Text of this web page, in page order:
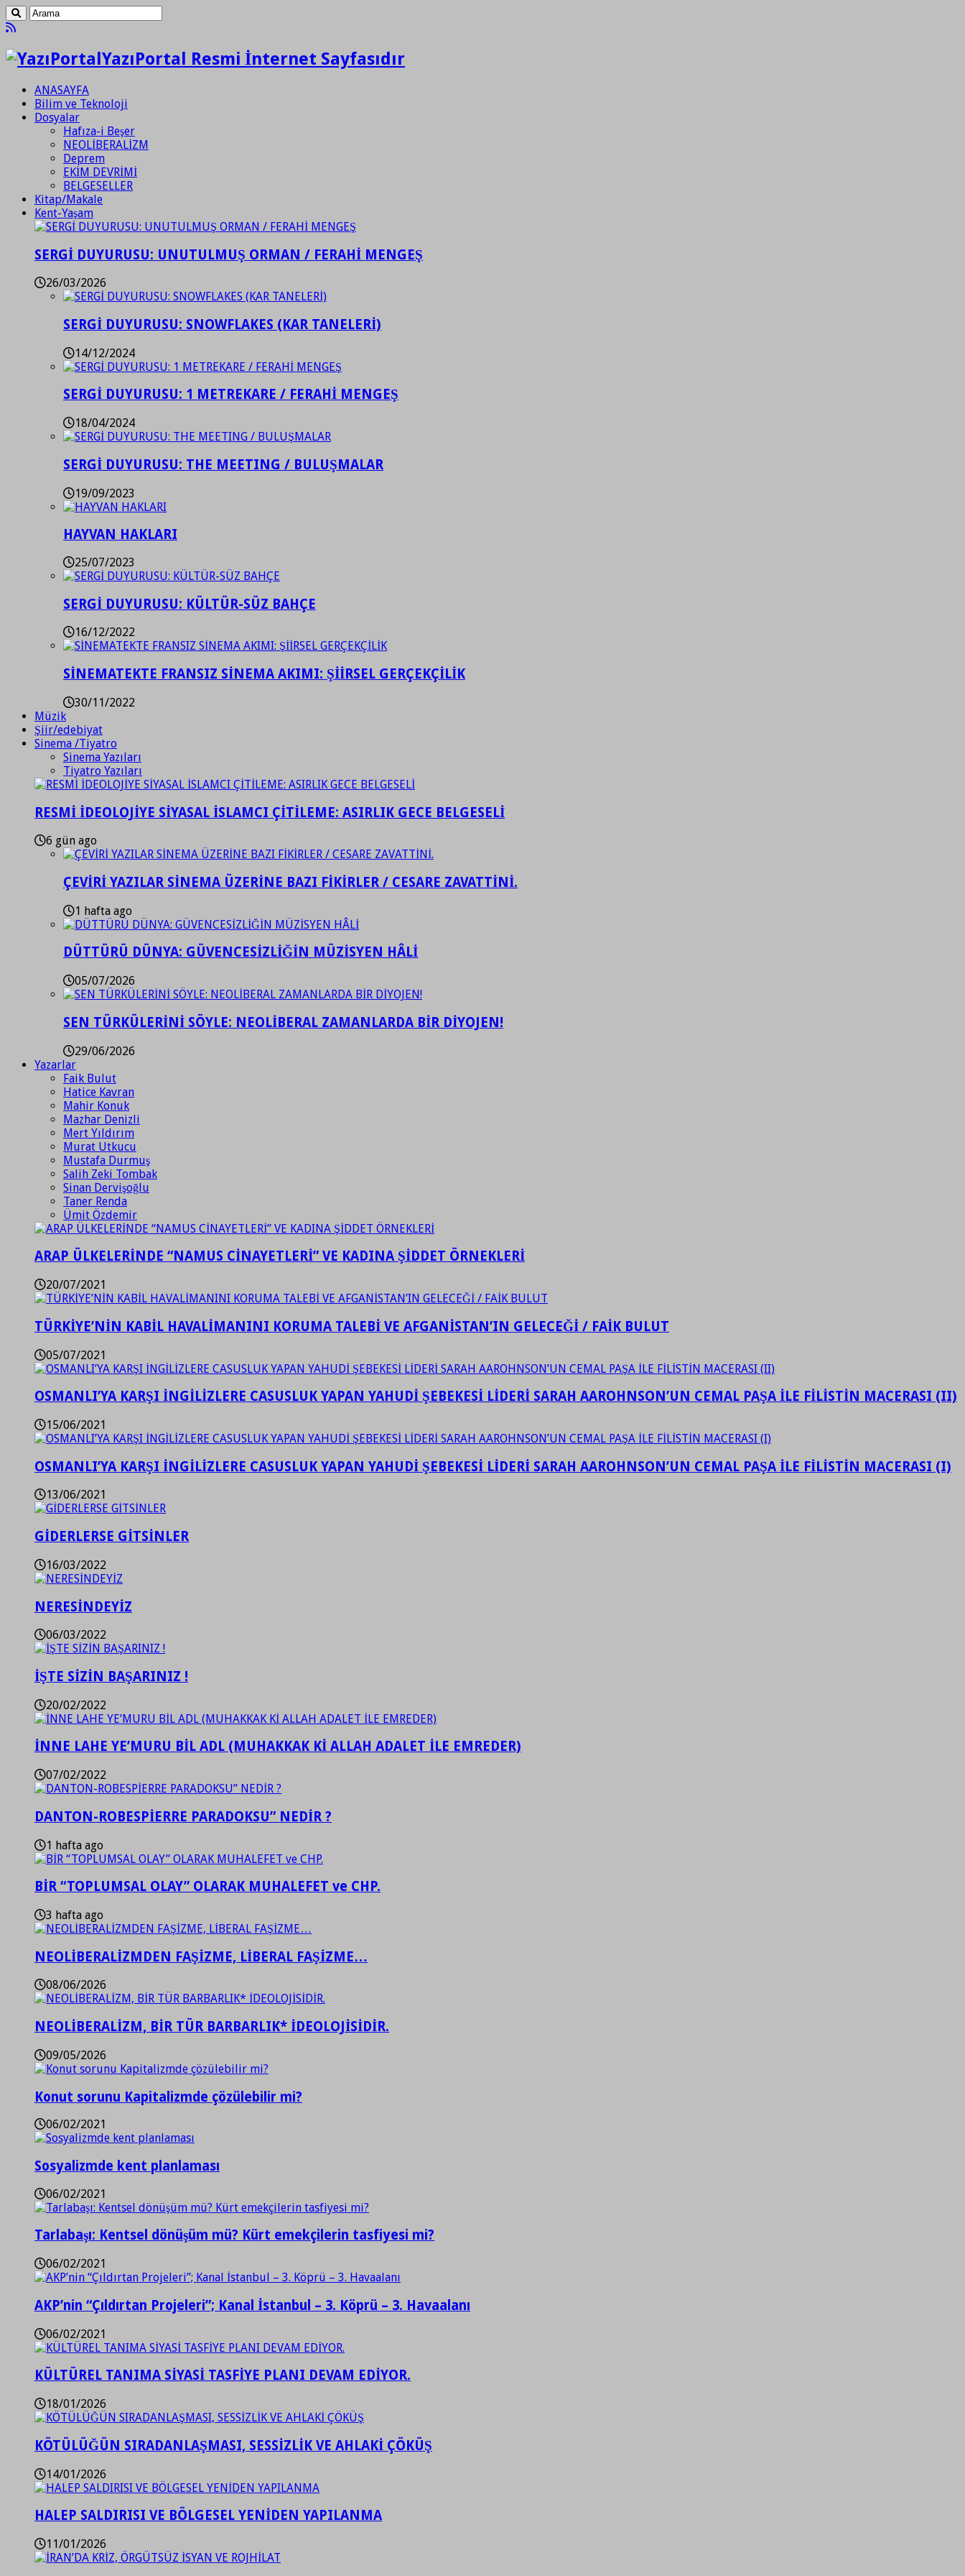
YazıPortal Resmi İnternet Sayfasıdır
ANASAYFA
Bilim ve Teknoloji
Dosyalar
Hafıza-i Beşer
NEOLİBERALİZM
Deprem
EKİM DEVRİMİ
BELGESELLER
Kitap/Makale
Kent-Yaşam
SERGİ DUYURUSU: UNUTULMUŞ ORMAN / FERAHİ MENGEŞ
26/03/2026
SERGİ DUYURUSU: SNOWFLAKES (KAR TANELERİ)
14/12/2024
SERGİ DUYURUSU: 1 METREKARE / FERAHİ MENGEŞ
18/04/2024
SERGİ DUYURUSU: THE MEETING / BULUŞMALAR
19/09/2023
HAYVAN HAKLARI
25/07/2023
SERGİ DUYURUSU: KÜLTÜR-SÜZ BAHÇE
16/12/2022
SİNEMATEKTE FRANSIZ SİNEMA AKIMI: ŞİİRSEL GERÇEKÇİLİK
30/11/2022
Müzik
Şiir/edebiyat
Sinema /Tiyatro
Sinema Yazıları
Tiyatro Yazıları
RESMİ İDEOLOJİYE SİYASAL İSLAMCI ÇİTİLEME: ASIRLIK GECE BELGESELİ
6 gün ago
ÇEVİRİ YAZILAR SİNEMA ÜZERİNE BAZI FİKİRLER / CESARE ZAVATTİNİ.
1 hafta ago
DÜTTÜRÜ DÜNYA: GÜVENCESİZLİĞİN MÜZİSYEN HÂLİ
05/07/2026
SEN TÜRKÜLERİNİ SÖYLE: NEOLİBERAL ZAMANLARDA BİR DİYOJEN!
29/06/2026
Yazarlar
Faik Bulut
Hatice Kavran
Mahir Konuk
Mazhar Denizli
Mert Yıldırım
Murat Utkucu
Mustafa Durmuş
Salih Zeki Tombak
Sinan Dervişoğlu
Taner Renda
Ümit Özdemir
ARAP ÜLKELERİNDE “NAMUS CİNAYETLERİ” VE KADINA ŞİDDET ÖRNEKLERİ
20/07/2021
TÜRKİYE’NİN KABİL HAVALİMANINI KORUMA TALEBİ VE AFGANİSTAN’IN GELECEĞİ / FAİK BULUT
05/07/2021
OSMANLI’YA KARŞI İNGİLİZLERE CASUSLUK YAPAN YAHUDİ ŞEBEKESİ LİDERİ SARAH AAROHNSON’UN CEMAL PAŞA İLE FİLİSTİN MACERASI (II)
15/06/2021
OSMANLI’YA KARŞI İNGİLİZLERE CASUSLUK YAPAN YAHUDİ ŞEBEKESİ LİDERİ SARAH AAROHNSON’UN CEMAL PAŞA İLE FİLİSTİN MACERASI (I)
13/06/2021
GİDERLERSE GİTSİNLER
16/03/2022
NERESİNDEYİZ
06/03/2022
İŞTE SİZİN BAŞARINIZ !
20/02/2022
İNNE LAHE YE’MURU BİL ADL (MUHAKKAK Kİ ALLAH ADALET İLE EMREDER)
07/02/2022
DANTON-ROBESPİERRE PARADOKSU” NEDİR ?
1 hafta ago
BİR “TOPLUMSAL OLAY” OLARAK MUHALEFET ve CHP.
3 hafta ago
NEOLİBERALİZMDEN FAŞİZME, LİBERAL FAŞİZME…
08/06/2026
NEOLİBERALİZM, BİR TÜR BARBARLIK* İDEOLOJİSİDİR.
09/05/2026
Konut sorunu Kapitalizmde çözülebilir mi?
06/02/2021
Sosyalizmde kent planlaması
06/02/2021
Tarlabaşı: Kentsel dönüşüm mü? Kürt emekçilerin tasfiyesi mi?
06/02/2021
AKP’nin “Çıldırtan Projeleri”; Kanal İstanbul – 3. Köprü – 3. Havaalanı
06/02/2021
KÜLTÜREL TANIMA SİYASİ TASFİYE PLANI DEVAM EDİYOR.
18/01/2026
KÖTÜLÜĞÜN SIRADANLAŞMASI, SESSİZLİK VE AHLAKİ ÇÖKÜŞ
14/01/2026
HALEP SALDIRISI VE BÖLGESEL YENİDEN YAPILANMA
11/01/2026